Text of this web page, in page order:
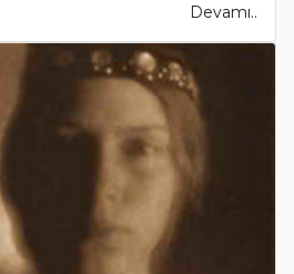
Devamı..